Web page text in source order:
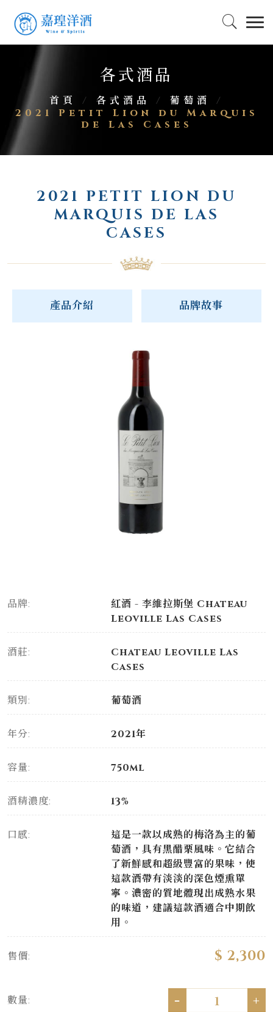
各式酒品
首頁 / 各式酒品 / 葡萄酒
/
2021 Petit Lion du Marquis
de Las Cases
2021 PETIT LION DU
MARQUIS DE LAS
CASES
產品介紹 品牌故事
品牌:
紅酒 - 李維拉斯堡 Chateau
Leoville Las Cases
酒莊:
Chateau Leoville Las
Cases
類別: 葡萄酒
年分: 2021年
容量: 750ml
酒精濃度: 13%
口感:
這是一款以成熟的梅洛為主的葡
萄酒，具有黑醋栗風味。它結合
了新鮮感和超級豐富的果味，使
這款酒帶有淡淡的深色煙熏單
寧。濃密的質地體現出成熟水果
的味道，建議這款酒適合中期飲
用。
售價: $ 2,300
數量: - +